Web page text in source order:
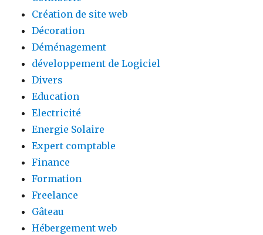
Création de site web
Décoration
Déménagement
développement de Logiciel
Divers
Education
Electricité
Energie Solaire
Expert comptable
Finance
Formation
Freelance
Gâteau
Hébergement web